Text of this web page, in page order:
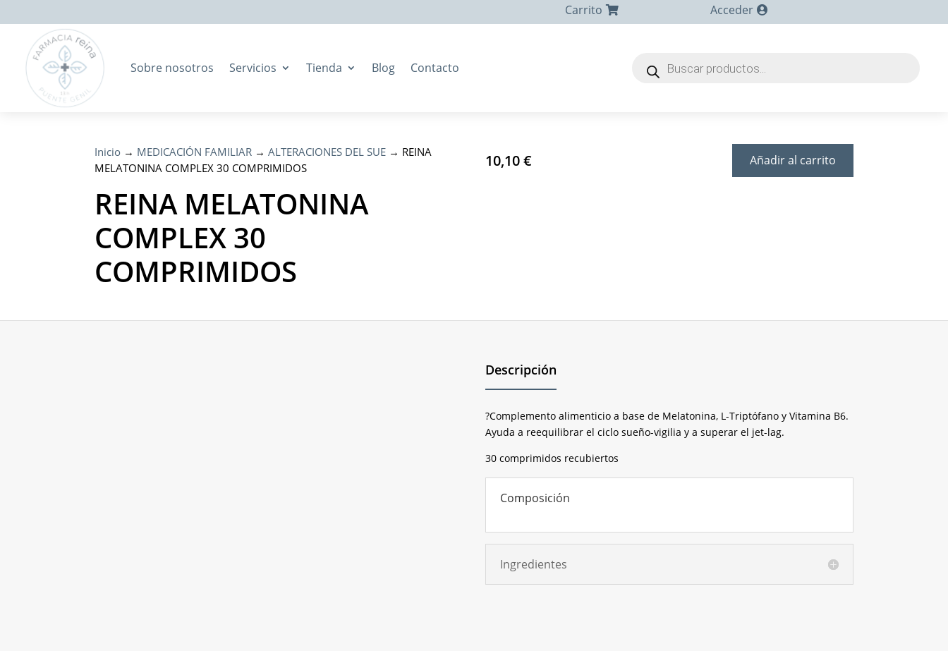
Carrito Acceder
Sobre nosotros Servicios Tienda Blog Contacto
productos
Inicio → MEDICACIÓN FAMILIAR →ALTERACIONES DEL SUE → REINA
MELATONINA COMPLEX 30 COMPRIMIDOS
REINA MELATONINA
COMPLEX 30
COMPRIMIDOS
10,10€ Añadir al carrito
Descripción
?Complemento alimenticio a base de Melatonina, L-Triptófano y Vitamina B6.
Ayuda a reequilibrar el ciclo sueño-vigilia y a superar el jet-lag.
30 comprimidos recubiertos
Composición
Ingredientes